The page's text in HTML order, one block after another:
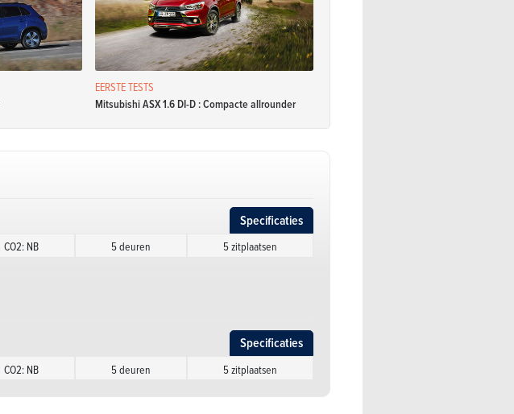
EERSTE TESTS
Mitsubishi ASX 1.6 DI-D : Compacte allrounder
Specificaties
CO2: NB 5 deuren 5 zitplaatsen
Specificaties
CO2: NB 5 deuren 5 zitplaatsen